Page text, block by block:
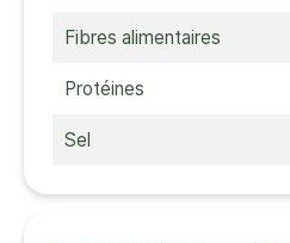
Fibres alimentaires
Protéines
Sel